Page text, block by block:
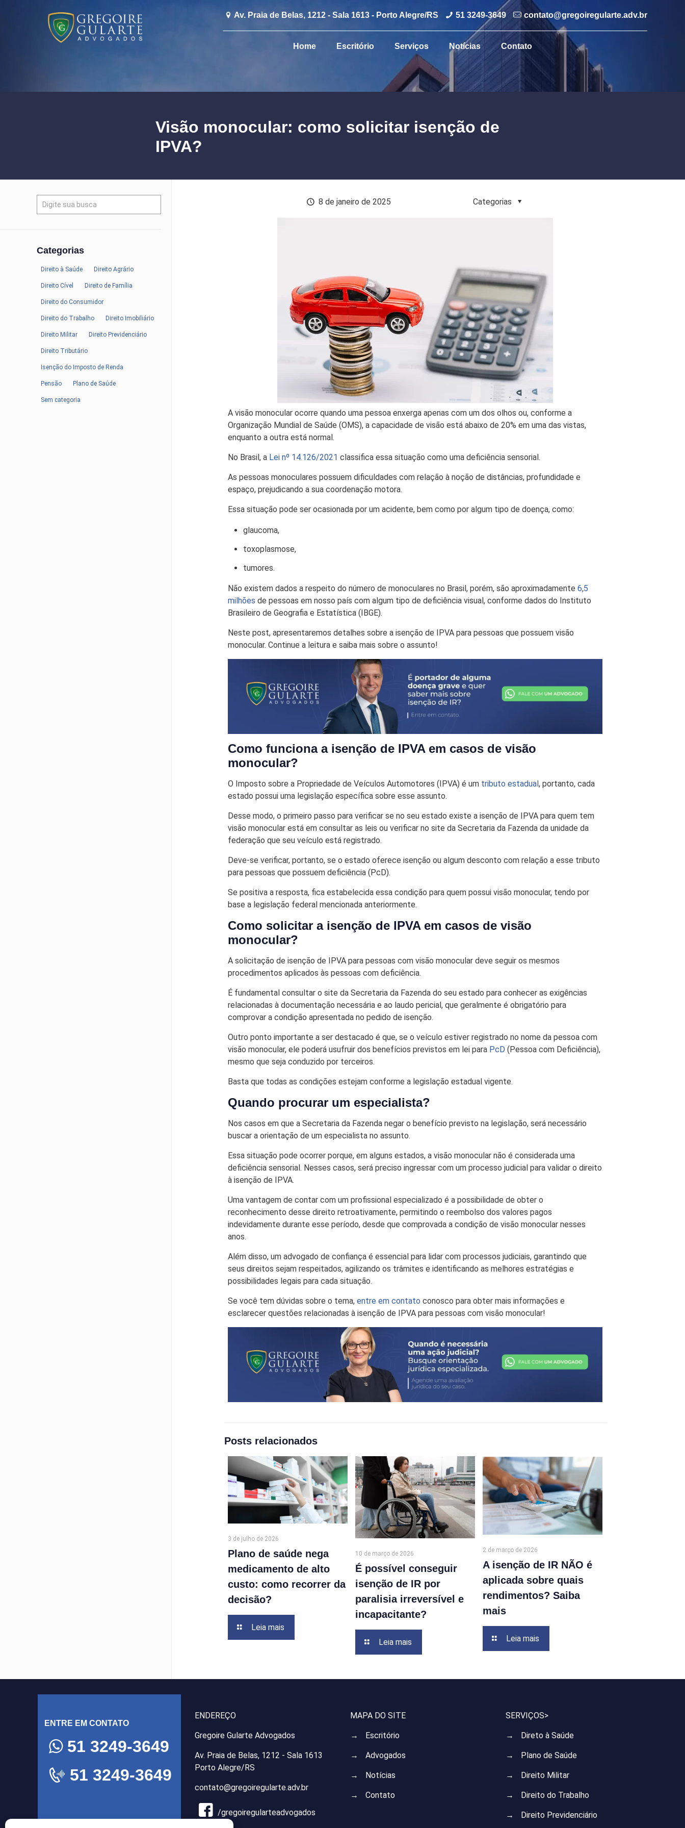
Av. Praia de Belas, 1212 - Sala 1613 - Porto Alegre/RS 51 3249-3649 contato@gregoiregularte.adv.br
Home Escritório Serviços Notícias Contato
Visão monocular: como solicitar isenção de
IPVA?
8 de janeiro de 2025 Categorias
A visão monocular ocorre quando uma pessoa enxerga apenas com um dos olhos ou, conforme a
Organização Mundial de Saúde (OMS), a capacidade de visão está abaixo de 20% em uma das vistas,
enquanto a outra está normal.
No Brasil, a Lei nº 14.126/2021 classifica essa situação como uma deficiência sensorial.
As pessoas monoculares possuem dificuldades com relação à noção de distâncias, profundidade e
espaço, prejudicando a sua coordenação motora.
Essa situação pode ser ocasionada por um acidente, bem como por algum tipo de doença, como:
glaucoma,
toxoplasmose,
tumores.
Não existem dados a respeito do número de monoculares no Brasil, porém, são aproximadamente6,5
milhões de pessoas em nosso país com algum tipo de deficiência visual, conforme dados do Instituto
Brasileiro de Geografia e Estatística (IBGE).
Neste post, apresentaremos detalhes sobre a isenção de IPVA para pessoas que possuem visão
monocular. Continue a leitura e saiba mais sobre o assunto!
Como funciona a isenção de IPVA em casos de visão
monocular?
O Imposto sobre a Propriedade de Veículos Automotores (IPVA) é um tributo estadual, portanto, cada
estado possui uma legislação específica sobre esse assunto.
Desse modo, o primeiro passo para verificar se no seu estado existe a isenção de IPVA para quem tem
visão monocular está em consultar as leis ou verificar no site da Secretaria da Fazenda da unidade da
federação que seu veículo está registrado.
Deve-se verificar, portanto, se o estado oferece isenção ou algum desconto com relação a esse tributo
para pessoas que possuem deficiência (PcD).
Se positiva a resposta, fica estabelecida essa condição para quem possui visão monocular, tendo por
base a legislação federal mencionada anteriormente.
Como solicitar a isenção de IPVA em casos de visão
monocular?
A solicitação de isenção de IPVA para pessoas com visão monocular deve seguir os mesmos
procedimentos aplicados às pessoas com deficiência.
É fundamental consultar o site da Secretaria da Fazenda do seu estado para conhecer as exigências
relacionadas à documentação necessária e ao laudo pericial, que geralmente é obrigatório para
comprovar a condição apresentada no pedido de isenção.
Outro ponto importante a ser destacado é que, se o veículo estiver registrado no nome da pessoa com
visão monocular, ele poderá usufruir dos benefícios previstos em lei para PcD (Pessoa com Deficiência),
mesmo que seja conduzido por terceiros.
Basta que todas as condições estejam conforme a legislação estadual vigente.
Quando procurar um especialista?
Nos casos em que a Secretaria da Fazenda negar o benefício previsto na legislação, será necessário
buscar a orientação de um especialista no assunto.
Essa situação pode ocorrer porque, em alguns estados, a visão monocular não é considerada uma
deficiência sensorial. Nesses casos, será preciso ingressar com um processo judicial para validar o direito
à isenção de IPVA.
Uma vantagem de contar com um profissional especializado é a possibilidade de obter o
reconhecimento desse direito retroativamente, permitindo o reembolso dos valores pagos
indevidamente durante esse período, desde que comprovada a condição de visão monocular nesses
anos.
Além disso, um advogado de confiança é essencial para lidar com processos judiciais, garantindo que
seus direitos sejam respeitados, agilizando os trâmites e identificando as melhores estratégias e
possibilidades legais para cada situação.
Se você tem dúvidas sobre o tema,entre em contato conosco para obter mais informações e
esclarecer questões relacionadas à isenção de IPVA para pessoas com visão monocular!
Posts relacionados
3 de julho de 2026
Plano de saúde nega
medicamento de alto
custo: como recorrer da
decisão?
Leia mais
10 de março de 2026
É possível conseguir
isenção de IR por
paralisia irreversível e
incapacitante?
Leia mais
2 de março de 2026
A isenção de IR NÃO é
aplicada sobre quais
rendimentos? Saiba
mais
Leia mais
Categorias
Direito à Saúde Direito Agrário
Direito Cível Direito de Família
Direito do Consumidor
Direito do Trabalho Direito Imobiliário
Direito Militar Direito Previdenciário
Direito Tributário
Isenção do Imposto de Renda
Pensão Plano de Saúde
Sem categoria
ENTRE EM CONTATO
51 3249-3649
51 3249-3649
ENDEREÇO
Gregoire Gularte Advogados
Av. Praia de Belas, 1212 - Sala 1613
Porto Alegre/RS
contato@gregoiregularte.adv.br
/gregoiregularteadvogados
MAPA DO SITE
→ Escritório
→ Advogados
→ Notícias
→ Contato
SERVIÇOS>
→ Direto à Saúde
→ Plano de Saúde
→ Direito Militar
→ Direito do Trabalho
→ Direito Previdenciário